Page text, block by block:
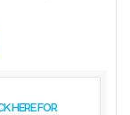
HERE FOR